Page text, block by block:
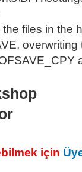
files in the
overwriting
için